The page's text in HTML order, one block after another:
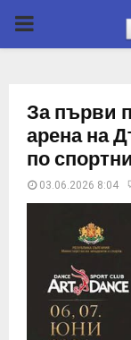
P
M
За първи
арена на
по
03.06.2026 8:04